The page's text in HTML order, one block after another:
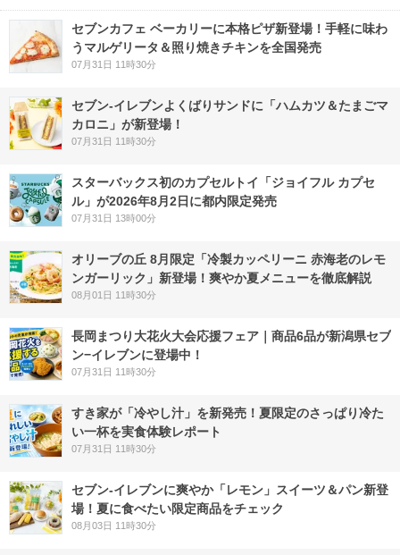
セブンカフェ ベーカリーに本格ピザ新登場！手軽に味わ
うマルゲリータ＆照り焼きチキンを全国発売
07月31日 11時30分
セブン‐イレブンよくばりサンドに「ハムカツ＆たまごマ
カロニ」が新登場！
07月31日 11時30分
スターバックス初のカプセルトイ「ジョイフル カプセ
ル」が2026年8月2日に都内限定発売
07月31日 13時00分
オリーブの丘 8月限定「冷製カッペリーニ 赤海老のレモ
ンガーリック」新登場！爽やか夏メニューを徹底解説
08月01日 11時30分
長岡まつり大花火大会応援フェア｜商品6品が新潟県セブ
ン−イレブンに登場中！
07月31日 11時30分
すき家が「冷やし汁」を新発売！夏限定のさっぱり冷た
い一杯を実食体験レポート
07月31日 11時30分
セブン‐イレブンに爽やか「レモン」スイーツ＆パン新登
場！夏に食べたい限定商品をチェック
08月03日 11時30分